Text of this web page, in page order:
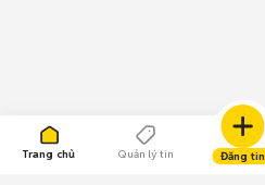
Trang chủ Quản lý tin Đăng tin